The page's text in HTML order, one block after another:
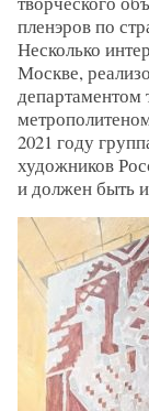
пленэров по
Несколько
Москве,
2021 году
художников
и должен быть